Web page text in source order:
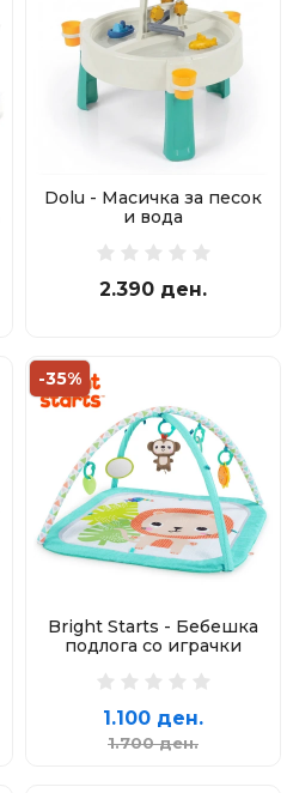
Dolu - Масичка за песок
и вода
2.390 ден.
-35%
Bright Starts - Бебешка
подлога со играчки
1.100 ден.
1.700 ден.